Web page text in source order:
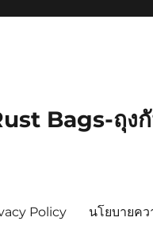
Bags-ถุง
Policy นโยบายค